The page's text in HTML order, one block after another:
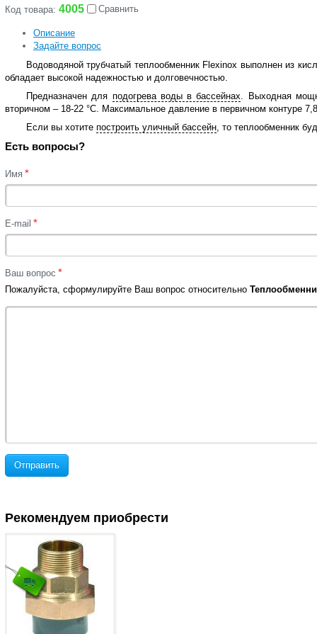
Код товара: 4005 Сравнить
Описание
Задайте вопрос
Водоводяной трубчатый теплообменник Flexinox выполнен из
обладает высокой надежностью и долговечностью.
Предназначен для подогрева воды в бассейнах. Выходная
вторичном – 18-22 °С. Максимальное давление в первичном контуре
Если вы хотите построить уличный бассейн, то теплообменник
Есть вопросы?
Имя *
E-mail *
Ваш вопрос *
Пожалуйста, сформулируйте Ваш вопрос относительно
Отправить
Рекомендуем приобрести